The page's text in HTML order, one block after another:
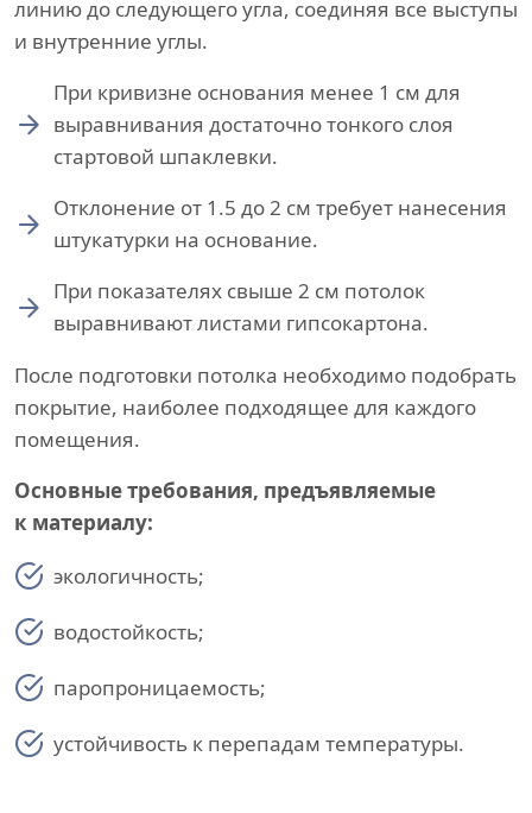
линию до следующего угла, соединяя все выступы
и внутренние углы.
При кривизне основания менее 1 см для
выравнивания достаточно тонкого слоя
стартовой шпаклевки.
Отклонение от 1.5 до 2 см требует нанесения
штукатурки на основание.
При показателях свыше 2 см потолок
выравнивают листами гипсокартона.
После подготовки потолка необходимо подобрать
покрытие, наиболее подходящее для каждого
помещения.
Основные требования, предъявляемые
к материалу:
экологичность;
водостойкость;
паропроницаемость;
устойчивость к перепадам температуры.